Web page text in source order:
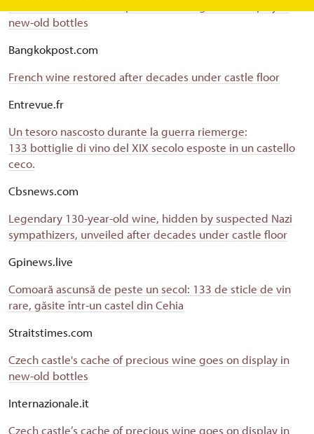
new-old bottles
Bangkokpost.com
French wine restored after decades under castle floor
Entrevue.fr
Un tesoro nascosto durante la guerra riemerge:
133 bottiglie di vino del XIX secolo esposte in un castello
ceco.
Cbsnews.com
Legendary 130-year-old wine, hidden by suspected Nazi
sympathizers, unveiled after decades under castle floor
Gpinews.live
Comoară ascunsă de peste un secol: 133 de sticle de vin
rare, găsite într-un castel din Cehia
Straitstimes.com
Czech castle's cache of precious wine goes on display in
new-old bottles
Internazionale.it
Czech castle’s cache of precious wine goes on display in